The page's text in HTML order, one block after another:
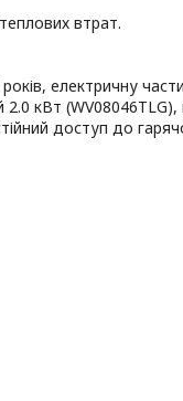
втрат.
електричну
кВт
доступ до